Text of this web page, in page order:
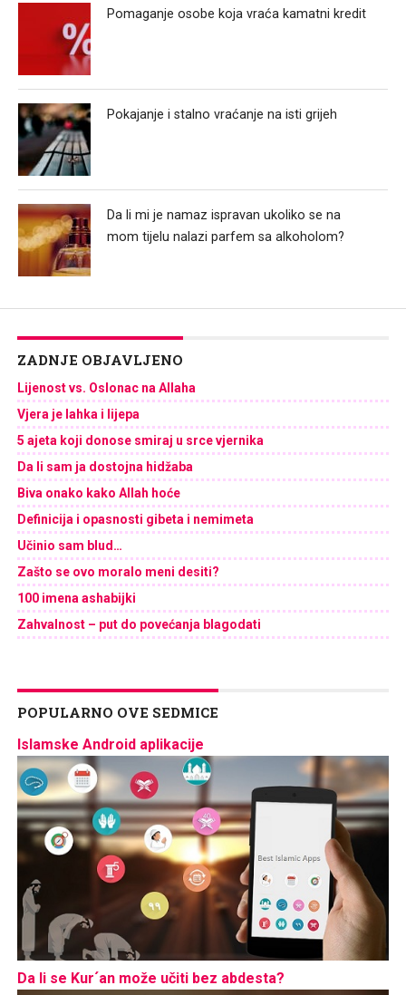
Pomaganje osobe koja vraća kamatni kredit
Pokajanje i stalno vraćanje na isti grijeh
Da li mi je namaz ispravan ukoliko se na
mom tijelu nalazi parfem sa alkoholom?
ZADNJE OBJAVLJENO
Lijenost vs. Oslonac na Allaha
Vjera je lahka i lijepa
5 ajeta koji donose smiraj u srce vjernika
Da li sam ja dostojna hidžaba
Biva onako kako Allah hoće
Definicija i opasnosti gibeta i nemimeta
Učinio sam blud…
Zašto se ovo moralo meni desiti?
100 imena ashabijki
Zahvalnost – put do povećanja blagodati
POPULARNO OVE SEDMICE
Islamske Android aplikacije
Da li se Kur´an može učiti bez abdesta?